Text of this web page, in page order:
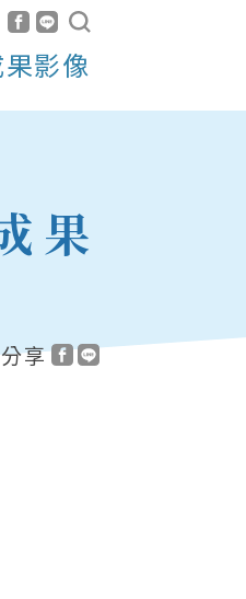
影像
果
分享